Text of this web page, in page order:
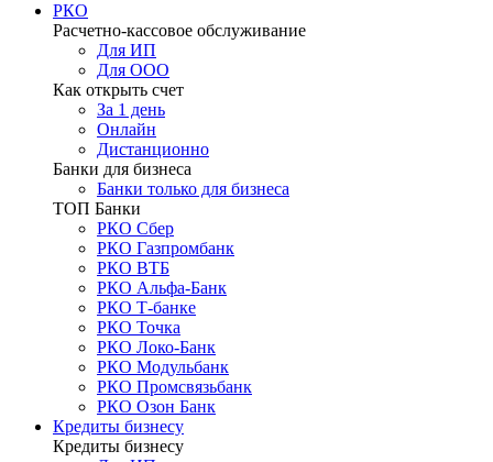
РКО
Расчетно-кассовое обслуживание
Для ИП
Для ООО
Как открыть счет
За 1 день
Онлайн
Дистанционно
Банки для бизнеса
Банки только для бизнеса
ТОП Банки
РКО Сбер
РКО Газпромбанк
РКО ВТБ
РКО Альфа-Банк
РКО Т-банке
РКО Точка
РКО Локо-Банк
РКО Модульбанк
РКО Промсвязьбанк
РКО Озон Банк
Кредиты бизнесу
Кредиты бизнесу